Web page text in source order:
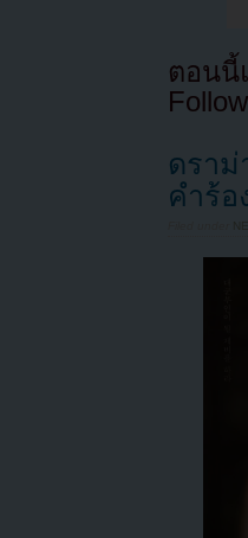
ตอนนี้
ดราม่
คำร้อ